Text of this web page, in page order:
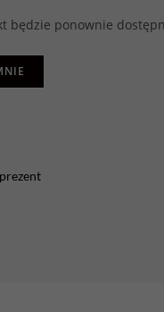
będzie ponownie